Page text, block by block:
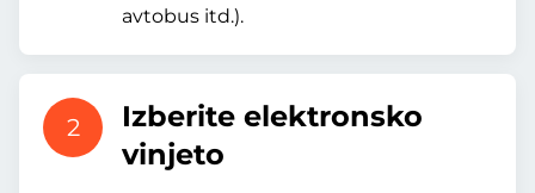
avtobus itd.).
2
Izberite elektronsko
vinjeto